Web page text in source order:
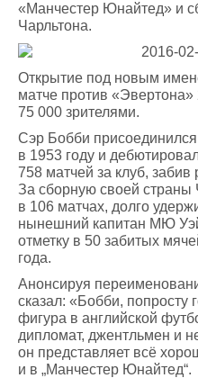
«Манчестер Юнайтед» и
Чарльтона.
Открытие под новым
матче против «Эвертона»
75 000 зрителями.
Сэр Бобби
в 1953 году и
758 матчей за клуб,
За сборную своей страны
в 106 матчах, долго
нынешний капитан МЮ
отметку в 50 забитых
года.
Анонсируя
сказал: «Бобби, попросту
фигура в английской
дипломат, джентльмен и
он представляет всё
и в „Манчестер Юнайтед“.